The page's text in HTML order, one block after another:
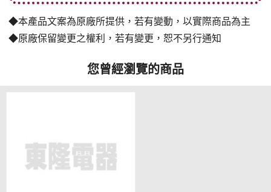
◆本產品文案為原廠所提供，若有變動，以實際商品為主
◆原廠保留變更之權利，若有變更，恕不另行通知
您曾經瀏覽的商品